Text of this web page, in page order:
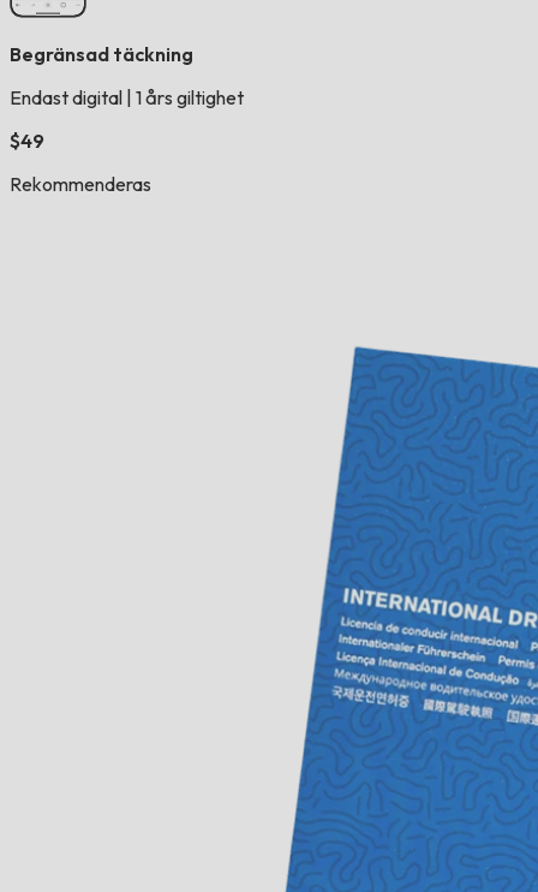
Begränsad täckning
Endast digital 1 års giltighet
$49
Rekommenderas